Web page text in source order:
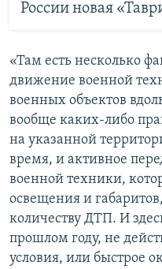
России новая
«Там есть несколько
движение военной
военных объектов
вообще каких-либо
на указанной
время, и активное
военной техники,
освещения и
количеству ДТП. И
прошлом году, не
условия, или быстрое